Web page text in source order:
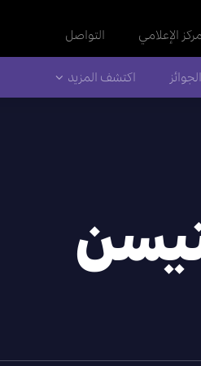
الإعلامي التواصل
الجوائز اكتشف المزيد